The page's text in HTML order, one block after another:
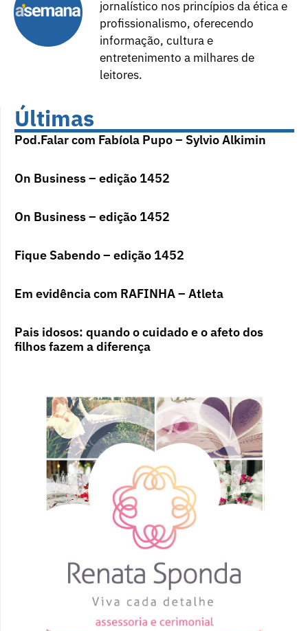
jornalístico nos princípios da ética e
profissionalismo, oferecendo
informação, cultura e
entretenimento a milhares de
leitores.
Últimas
Pod.Falar com Fabíola Pupo – Sylvio Alkimin
On Business – edição 1452
On Business – edição 1452
Fique Sabendo – edição 1452
Em evidência com RAFINHA – Atleta
Pais idosos: quando o cuidado e o afeto dos
filhos fazem a diferença